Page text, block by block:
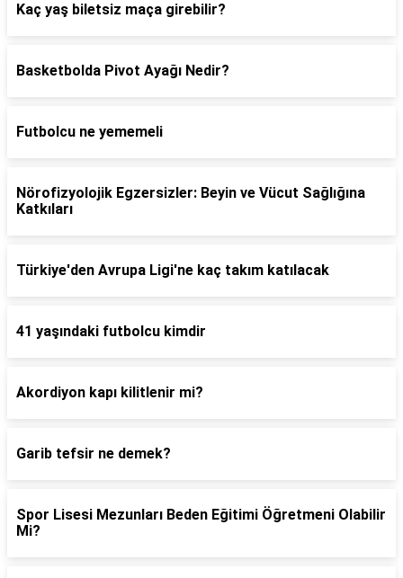
Kaç yaş biletsiz maça girebilir?
Basketbolda Pivot Ayağı Nedir?
Futbolcu ne yememeli
Nörofizyolojik Egzersizler: Beyin ve Vücut Sağlığına
Katkıları
Türkiye'den Avrupa Ligi'ne kaç takım katılacak
41 yaşındaki futbolcu kimdir
Akordiyon kapı kilitlenir mi?
Garib tefsir ne demek?
Spor Lisesi Mezunları Beden Eğitimi Öğretmeni Olabilir
Mi?